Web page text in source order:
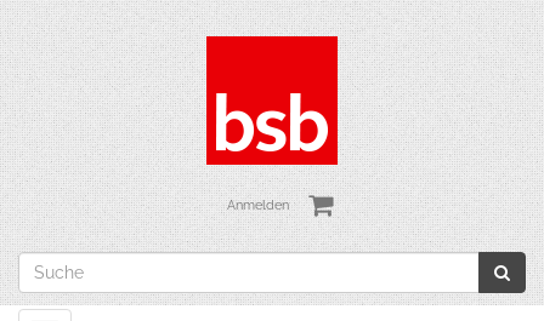
Anmelden